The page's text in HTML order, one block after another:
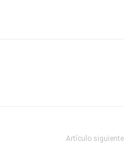
Artículo siguiente